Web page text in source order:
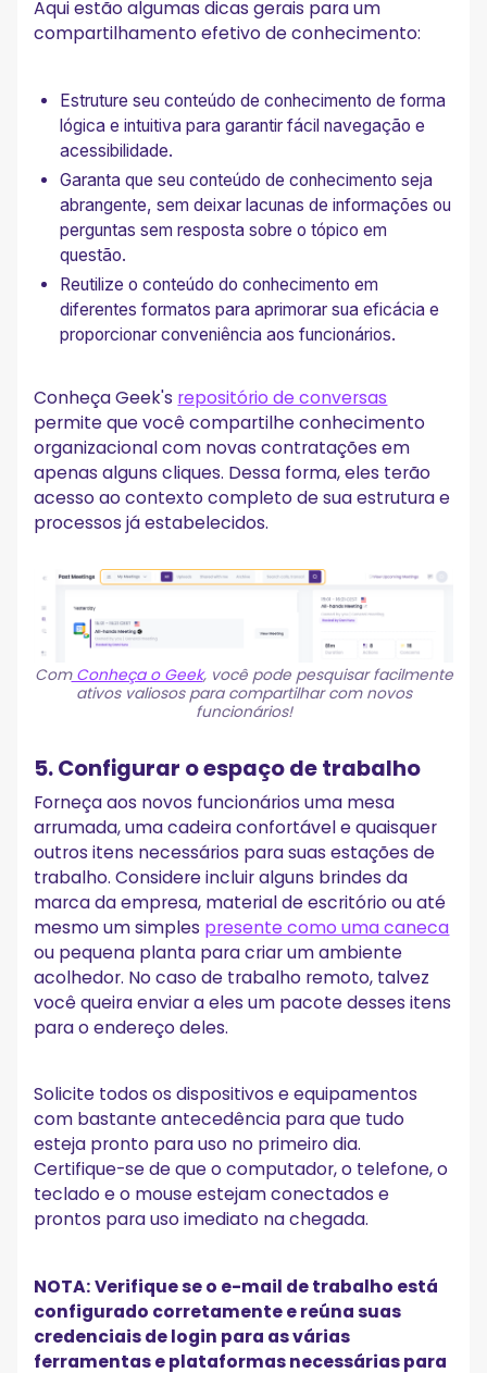
Aqui estão algumas dicas gerais para um
compartilhamento efetivo de conhecimento:
Estruture seu conteúdo de conhecimento de forma
lógica e intuitiva para garantir fácil navegação e
acessibilidade.
Garanta que seu conteúdo de conhecimento seja
abrangente, sem deixar lacunas de informações ou
perguntas sem resposta sobre o tópico em
questão.
Reutilize o conteúdo do conhecimento em
diferentes formatos para aprimorar sua eficácia e
proporcionar conveniência aos funcionários.
Conheça Geek's repositório de conversas
permite que você compartilhe conhecimento
organizacional com novas contratações em
apenas alguns cliques. Dessa forma, eles terão
acesso ao contexto completo de sua estrutura e
processos já estabelecidos.
ComConheça o Geek, você pode pesquisar facilmente
ativos valiosos para compartilhar com novos
funcionários!
5. Configurar o espaço de trabalho
Forneça aos novos funcionários uma mesa
arrumada, uma cadeira confortável e quaisquer
outros itens necessários para suas estações de
trabalho. Considere incluir alguns brindes da
marca da empresa, material de escritório ou até
mesmo um simples presente como uma caneca
ou pequena planta para criar um ambiente
acolhedor. No caso de trabalho remoto, talvez
você queira enviar a eles um pacote desses itens
para o endereço deles.
Solicite todos os dispositivos e equipamentos
com bastante antecedência para que tudo
esteja pronto para uso no primeiro dia.
Certifique-se de que o computador, o telefone, o
teclado e o mouse estejam conectados e
prontos para uso imediato na chegada.
NOTA:Verifique se o e-mail de trabalho está
configurado corretamente e reúna suas
credenciais de login para as várias
ferramentas e plataformas necessárias para